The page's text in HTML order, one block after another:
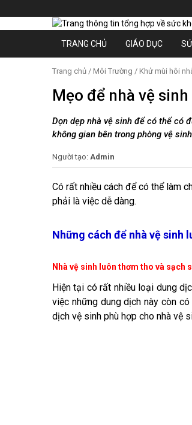
TRANG CHỦ GIÁO DỤC
Trang chủ / Môi Trường / Khử mùi hôi
Mẹo để nhà vệ
Dọn dẹp nhà vệ sinh để có thể có
không gian bên trong phòng vệ
Người tạo: Admin
Có rất nhiều cách để có thể làm
phải là việc dễ dàng.
Những cách để nhà vệ sinh
Nhà vệ sinh luôn thơm tho và sạch
Hiện tại có rất nhiều loại dung
việc những dung dịch này còn
dịch vệ sinh phù hợp cho nhà vệ